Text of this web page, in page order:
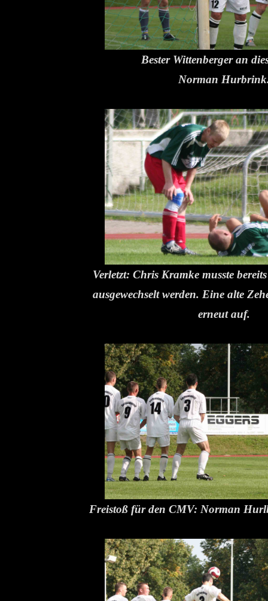
Bester Wittenberger an
Norman
Verletzt: Chris Kramke musste
ausgewechselt werden. Eine alte
erneut auf.
Freistoß für den CMV: Norman